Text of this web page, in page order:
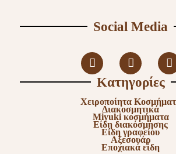
Social Media
Κατηγορίες
Χειροποίητα
Διακοσμητικά
Miyuki κοσμήματα
Είδη διακόσμησης
Είδη γραφείου
Αξεσουάρ
Εποχιακά είδη